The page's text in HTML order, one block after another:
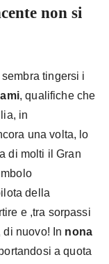
non si
sembra tingersi i
, qualifiche che
in
una volta, lo
di molti il Gran
della
e ,tra sorpassi
di nuovo! In nona
a quota